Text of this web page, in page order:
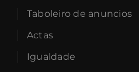
Taboleiro de anuncios
Actas
Igualdade